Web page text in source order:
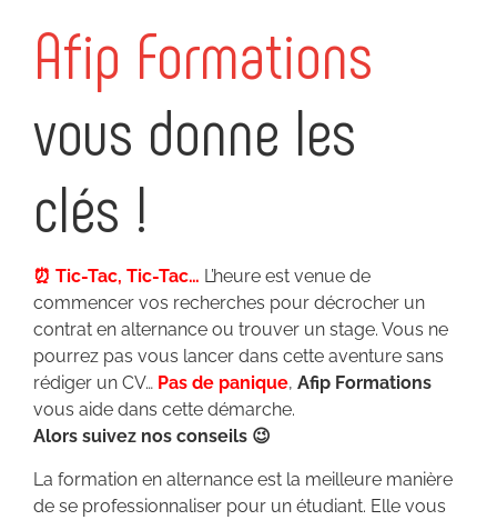
Afip Formations
vous donne les
clés !
⏰ Tic-Tac, Tic-Tac… L’heure est venue de
commencer vos recherches pour décrocher un
contrat en alternance ou trouver un stage. Vous ne
pourrez pas vous lancer dans cette aventure sans
rédiger un CV… Pas de panique, Afip Formations
vous aide dans cette démarche.
Alors suivez nos conseils 😉
La formation en alternance est la meilleure manière
de se professionnaliser pour un étudiant. Elle vous